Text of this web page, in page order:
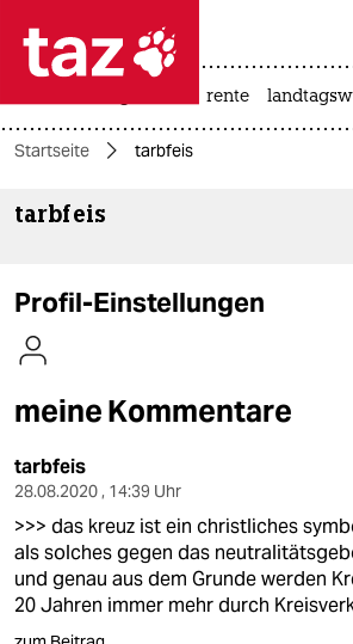
 taz zahl ich
themen
kultur
sport
berlin
nord
rente
Startseite tarbfeis
tarbfeis
Profil-Einstellungen
meine Kommentare
tarbfeis
28.08.2020 , 14:39 Uhr
>>> das kreuz ist ein christliches
als solches gegen das
und genau aus dem Grunde werden
20 Jahren immer mehr durch